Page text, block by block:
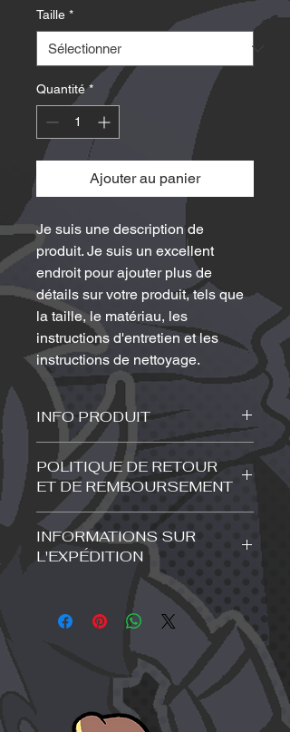
Taille *
Quantité *
Ajouter au panier
Je suis une description de
produit. Je suis un excellent
endroit pour ajouter plus de
détails sur votre produit, tels que
la taille, le matériau, les
instructions d'entretien et les
instructions de nettoyage.
INFO PRODUIT
Je suis un détail de produit. C'est un
endroit idéal pour ajouter plus
d'informations sur votre produit, telles
que la taille, le matériau, les
instructions d'entretien et de
nettoyage. C'est également un
excellent espace pour écrire ce qui
rend ce produit spécial et comment
vos clients peuvent en bénéficier.
POLITIQUE DE RETOUR
ET DE REMBOURSEMENT
J'ai une politique de retour et de
remboursement. Je suis un excellent
moyen d'informer vos clients de la
marche à suivre s'ils ne sont pas
satisfaits de leur achat. Avoir une
politique de remboursement ou
d'échange simple est un excellent
moyen de renforcer la confiance et
de rassurer vos clients sur le fait
qu'ils peuvent acheter en toute
confiance.
INFORMATIONS SUR
L'EXPÉDITION
Je suis une politique d'expédition. Je
suis un excellent endroit pour ajouter
plus d'informations sur vos méthodes
d'expédition, votre emballage et vos
coûts. Fournir des informations
simples sur votre politique
d'expédition est un excellent moyen
de renforcer la confiance et de